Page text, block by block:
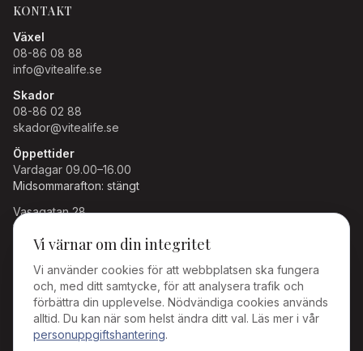
KONTAKT
Växel
08-86 08 88
info@vitealife.se
Skador
08-86 02 88
skador@vitealife.se
Öppettider
Vardagar 09.00–16.00
Midsommarafton: stängt
Vasagatan 28
111 20 Stockholm
FÖRSÄKRINGSGIVARE
Knif Trygghet Forsikring AS
MGEN / VYV International Benefits
SCOR/Sweden Re (A+)
Vi värnar om din integritet
Vi använder cookies för att webbplatsen ska fungera
och, med ditt samtycke, för att analysera trafik och
förbättra din upplevelse. Nödvändiga cookies används
alltid. Du kan när som helst ändra ditt val. Läs mer i vår
personuppgiftshantering.